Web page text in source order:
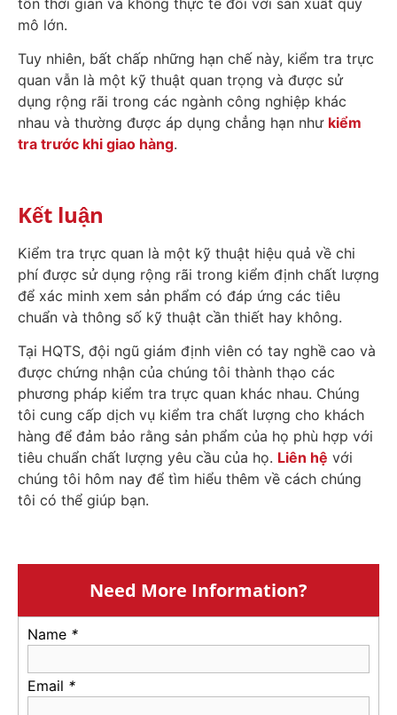
mô lớn.
Tuy nhiên, bất chấp những hạn chế này, kiểm tra trực
quan vẫn là một kỹ thuật quan trọng và được sử
dụng rộng rãi trong các ngành công nghiệp khác
nhau và thường được áp dụng chẳng hạn như kiểm
tra trước khi giao hàng.
Kết luận
Kiểm tra trực quan là một kỹ thuật hiệu quả về chi
phí được sử dụng rộng rãi trong kiểm định chất lượng
để xác minh xem sản phẩm có đáp ứng các tiêu
chuẩn và thông số kỹ thuật cần thiết hay không.
Tại HQTS, đội ngũ giám định viên có tay nghề cao và
được chứng nhận của chúng tôi thành thạo các
phương pháp kiểm tra trực quan khác nhau. Chúng
tôi cung cấp dịch vụ kiểm tra chất lượng cho khách
hàng để đảm bảo rằng sản phẩm của họ phù hợp với
tiêu chuẩn chất lượng yêu cầu của họ. Liên hệ với
chúng tôi hôm nay để tìm hiểu thêm về cách chúng
tôi có thể giúp bạn.
Need More Information?
Name *
Email *